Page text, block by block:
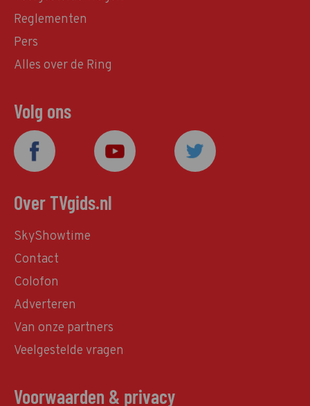
Reglementen
Pers
Alles over de Ring
Volg ons
Over TVgids.nl
SkyShowtime
Contact
Colofon
Adverteren
Van onze partners
Veelgestelde vragen
Voorwaarden & privacy